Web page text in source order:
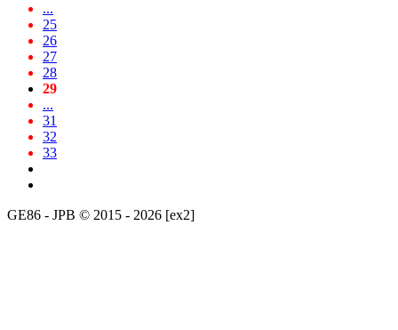
...
25
26
27
28
29
...
31
32
33
GE86 - JPB © 2015 - 2026 [ex2]